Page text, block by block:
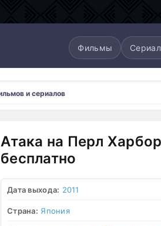
Фильмы
Атака на Перл
бесплатно
Дата выхода: 2011
Страна: Япония